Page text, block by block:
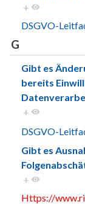
+
DSGVO-
G
Gibt es
bereits
+
DSGVO-
Gibt es
+
Https://